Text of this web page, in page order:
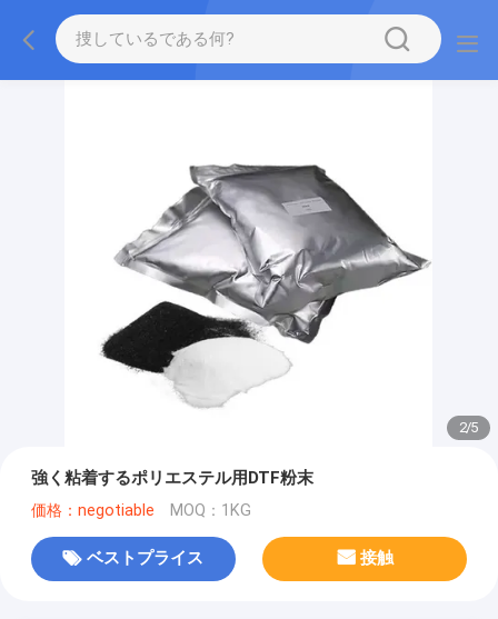
2/5
強く粘着するポリエステル用DTF粉末
価格：negotiable MOQ：1KG
ベストプライス 接触